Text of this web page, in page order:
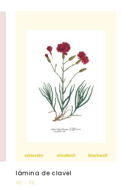
lámina de clavel
4€ - 11€